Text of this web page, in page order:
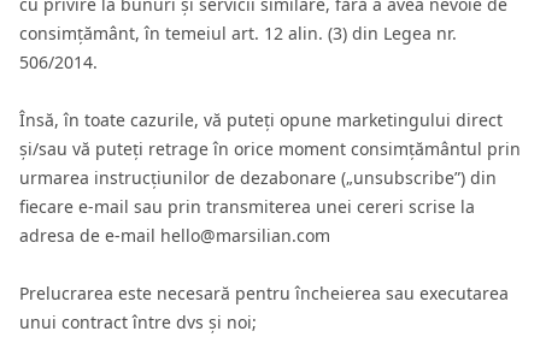
consimțământ, în temeiul art. 12 alin. (3) din Legea nr.
506/2014.
Însă, în toate cazurile, vă puteți opune marketingului direct
și/sau vă puteți retrage în orice moment consimțământul prin
urmarea instrucțiunilor de dezabonare („unsubscribe”) din
fiecare e-mail sau prin transmiterea unei cereri scrise la
adresa de e-mail hello@marsilian.com
Prelucrarea este necesară pentru încheierea sau executarea
unui contract între dvs și noi;